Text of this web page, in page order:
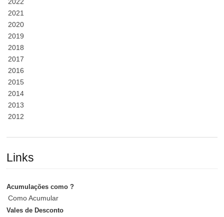
2021
2020
2019
2018
2017
2016
2015
2014
2013
2012
Links
Acumulações como ?
Como Acumular
Vales de Desconto